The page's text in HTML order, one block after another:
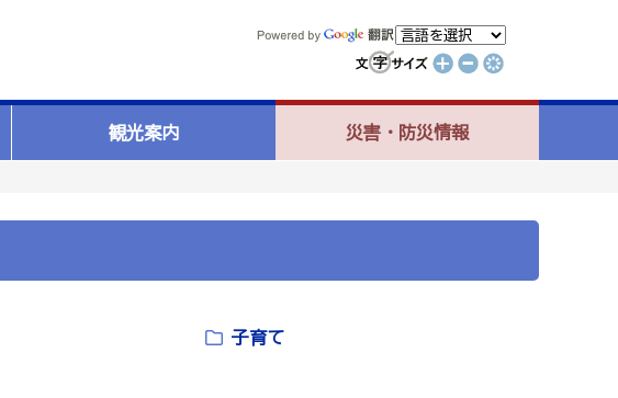
観光案内 災害・防災情報
子育て